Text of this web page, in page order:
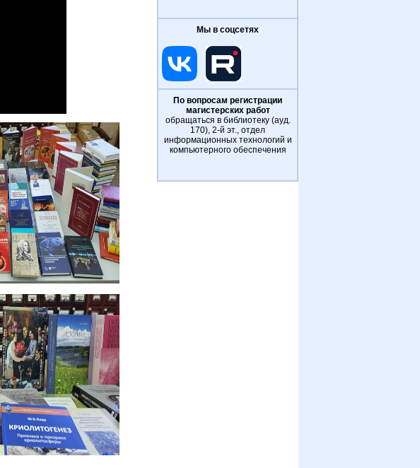
Мы в соцсетях
По вопросам регистрации
магистерских работ
обращаться в библиотеку (ауд.
170), 2-й эт., отдел
информационных технологий и
компьютерного обеспечения